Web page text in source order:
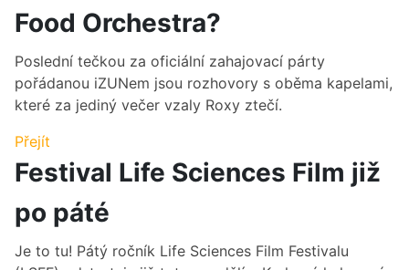
Food Orchestra?
Poslední tečkou za oficiální zahajovací párty
pořádanou iZUNem jsou rozhovory s oběma kapelami,
které za jediný večer vzaly Roxy ztečí.
Přejít
Festival Life Sciences Film již
po páté
Je to tu! Pátý ročník Life Sciences Film Festivalu